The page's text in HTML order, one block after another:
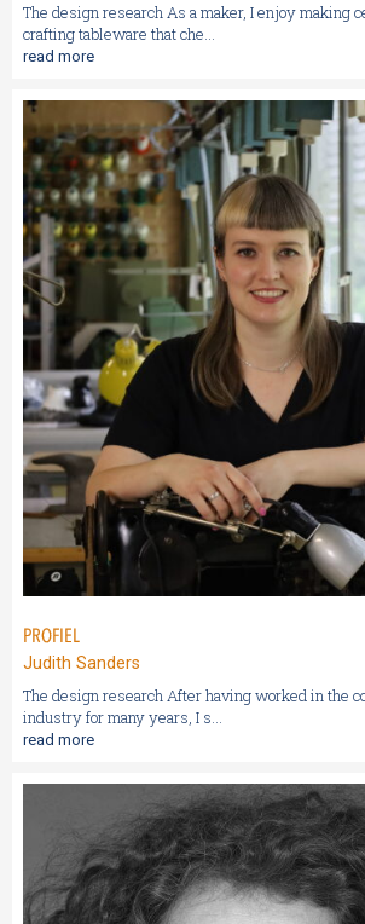
The design research As a maker, I enjoy making
crafting tableware that che...
read more
PROFIEL
Judith Sanders
The design research After having worked in the
industry for many years, I s...
read more